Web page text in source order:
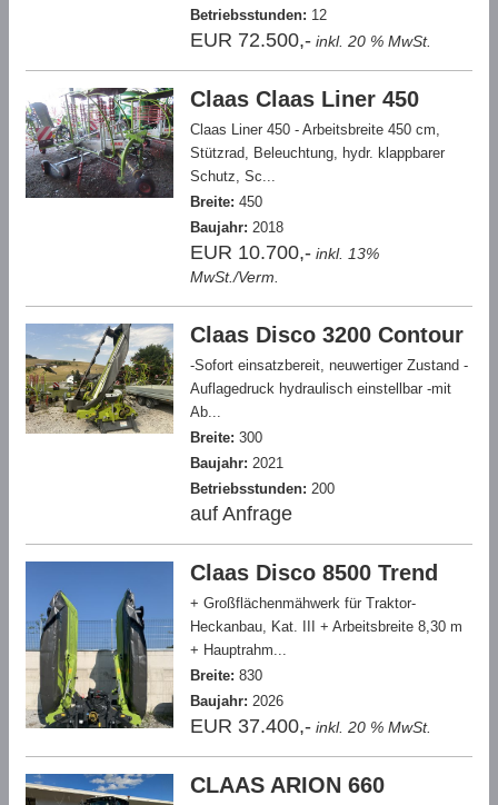
Betriebsstunden: 12
EUR 72.500,- inkl. 20 % MwSt.
Claas Claas Liner 450
Claas Liner 450 - Arbeitsbreite 450 cm,
Stützrad, Beleuchtung, hydr. klappbarer
Schutz, Sc...
Breite: 450
Baujahr: 2018
EUR 10.700,- inkl. 13%
MwSt./Verm.
Claas Disco 3200 Contour
-Sofort einsatzbereit, neuwertiger Zustand -
Auflagedruck hydraulisch einstellbar -mit
Ab...
Breite: 300
Baujahr: 2021
Betriebsstunden: 200
auf Anfrage
Claas Disco 8500 Trend
+ Großflächenmähwerk für Traktor-
Heckanbau, Kat. III + Arbeitsbreite 8,30 m
+ Hauptrahm...
Breite: 830
Baujahr: 2026
EUR 37.400,- inkl. 20 % MwSt.
CLAAS ARION 660